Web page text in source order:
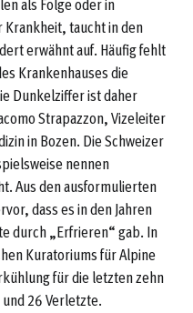
taucht in den
erwähnt auf. Häufig fehlt
Krankenhauses die
Dunkelziffer ist daher
Strapazzon, Vizeleiter
in Bozen. Die Schweizer
nennen
Aus den ausformulierten
dass es in den Jahren
durch „Erfrieren“ gab. In
Kuratoriums für Alpine
für die letzten zehn
26 Verletzte.